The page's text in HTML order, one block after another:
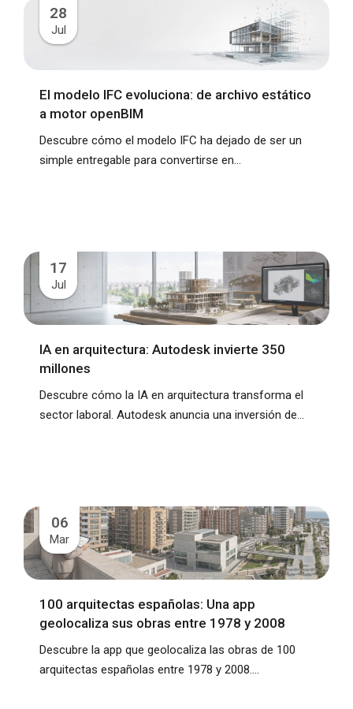
28
Jul
El modelo IFC evoluciona: de archivo estático
a motor openBIM
Descubre cómo el modelo IFC ha dejado de ser un
simple entregable para convertirse en...
17
Jul
IA en arquitectura: Autodesk invierte 350
millones
Descubre cómo la IA en arquitectura transforma el
sector laboral. Autodesk anuncia una inversión de...
06
Mar
100 arquitectas españolas: Una app
geolocaliza sus obras entre 1978 y 2008
Descubre la app que geolocaliza las obras de 100
arquitectas españolas entre 1978 y 2008....